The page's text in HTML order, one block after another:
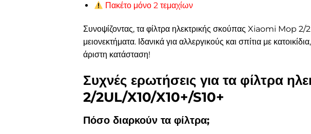
Πακέτο μόνο 2 τεμαχίων
Συνοψίζοντας, τα φίλτρα ηλεκτρικής σκούπας Xiaomi Mop
μειονεκτήματα. Ιδανικά για αλλεργικούς και σπίτια με
άριστη κατάσταση!
Συχνές ερωτήσεις για τα φίλτρα
2/2UL/X10/X10+/S10+
Πόσο διαρκούν τα φίλτρα;